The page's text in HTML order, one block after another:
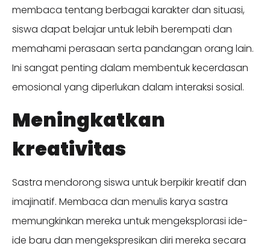
membaca tentang berbagai karakter dan situasi,
siswa dapat belajar untuk lebih berempati dan
memahami perasaan serta pandangan orang lain.
Ini sangat penting dalam membentuk kecerdasan
emosional yang diperlukan dalam interaksi sosial.
Meningkatkan
kreativitas
Sastra mendorong siswa untuk berpikir kreatif dan
imajinatif. Membaca dan menulis karya sastra
memungkinkan mereka untuk mengeksplorasi ide-
ide baru dan mengekspresikan diri mereka secara